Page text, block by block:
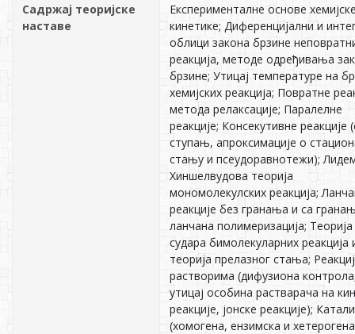
Садржај теоријске
наставе
Експерименталне основе
кинетике; Диференцијални и
облици закона брзине
реакција, методе одређивања
брзине; Утицај температуре на
хемијских реакција; Повратне
метода релаксације; Паралелне
реакције; Консекутивне реакције
ступањ, апроксимације о
стању и псеудоравнотежи);
Хиншелвудова теорија
мономолекулских реакција;
реакције без гранања и са
ланчана полимеризација; Теорија
судара бимолекуларних реакција
теорија прелазног стања;
растворима (дифузиона
утицај особина растварача на
реакције, јонске реакције);
(хомогена, ензимска и